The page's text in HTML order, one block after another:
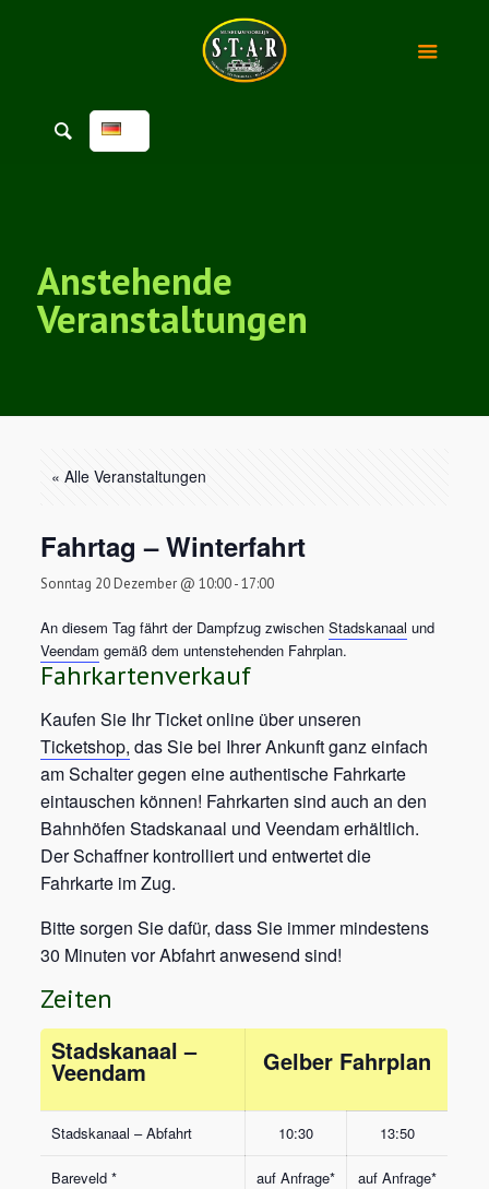
Anstehende
Veranstaltungen
« Alle Veranstaltungen
Fahrtag – Winterfahrt
Sonntag 20 Dezember @ 10:00-17:00
An diesem Tag fährt der Dampfzug zwischenStadskanaal und
Veendam gemäß dem untenstehenden Fahrplan.
Fahrkartenverkauf
Kaufen Sie Ihr Ticket online über unseren
Ticketshop, das Sie bei Ihrer Ankunft ganz einfach
am Schalter gegen eine authentische Fahrkarte
eintauschen können! Fahrkarten sind auch an den
Bahnhöfen Stadskanaal und Veendam erhältlich.
Der Schaffner kontrolliert und entwertet die
Fahrkarte im Zug.
Bitte sorgen Sie dafür, dass Sie immer mindestens
30 Minuten vor Abfahrt anwesend sind!
Zeiten
Stadskanaal –
Veendam Gelber Fahrplan
Stadskanaal – Abfahrt 10:30 13:50
Bareveld * auf Anfrage* auf Anfrage*